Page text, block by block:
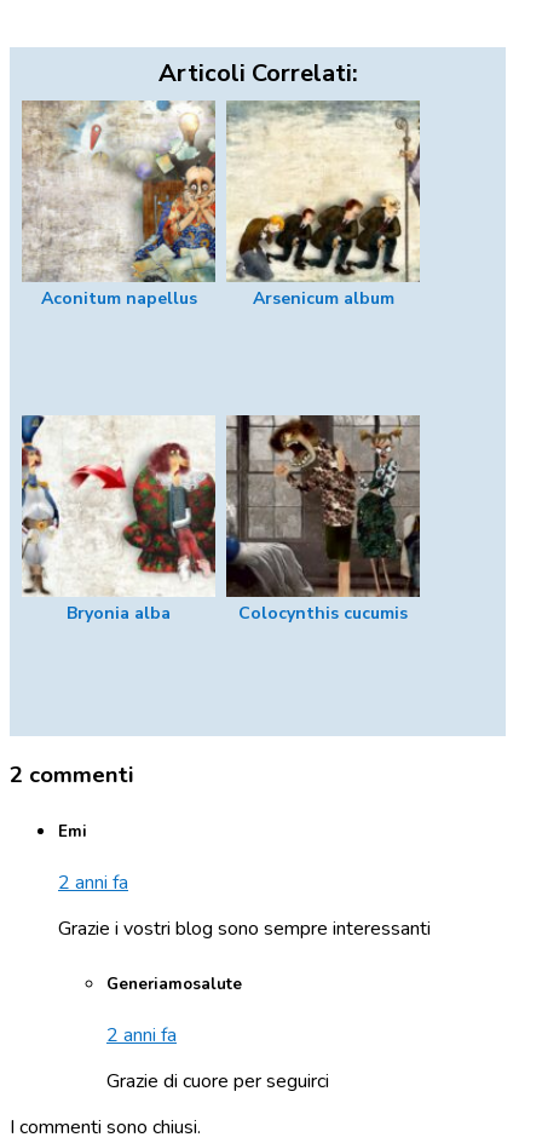
Articoli Correlati:
Aconitum napellus Arsenicum album
Bryonia alba Colocynthis cucumis
2 commenti
Emi
2 anni fa
Grazie i vostri blog sono sempre interessanti
Generiamosalute
2 anni fa
Grazie di cuore per seguirci
I commenti sono chiusi.